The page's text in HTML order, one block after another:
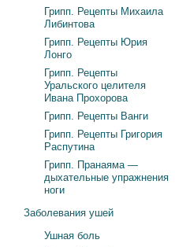
Грипп. Рецепты Михаила
Либинтова
Грипп. Рецепты Юрия
Лонго
Грипп. Рецепты
Уральского целителя
Ивана Прохорова
Грипп. Рецепты Ванги
Грипп. Рецепты Григория
Распутина
Грипп. Пранаяма —
дыхательные упражнения
ноги
Заболевания ушей
Ушная боль